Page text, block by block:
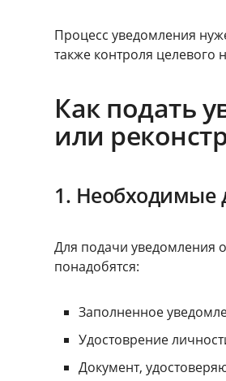
Процесс уведомления
также контроля целевого
Как подать
или
1. Необходимые
Для подачи уведомления
понадобятся:
Заполненное
Удостоврение
Документ,